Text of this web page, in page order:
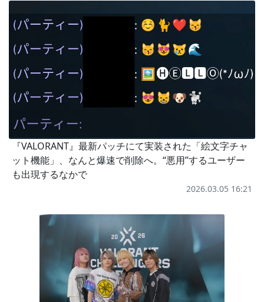
『VALORANT』最新パッチにて実装された「絵文字チャ
ット機能」、なんと爆速で削除へ。“悪用”するユーザー
も出現するなかで
2026.03.05 16:21